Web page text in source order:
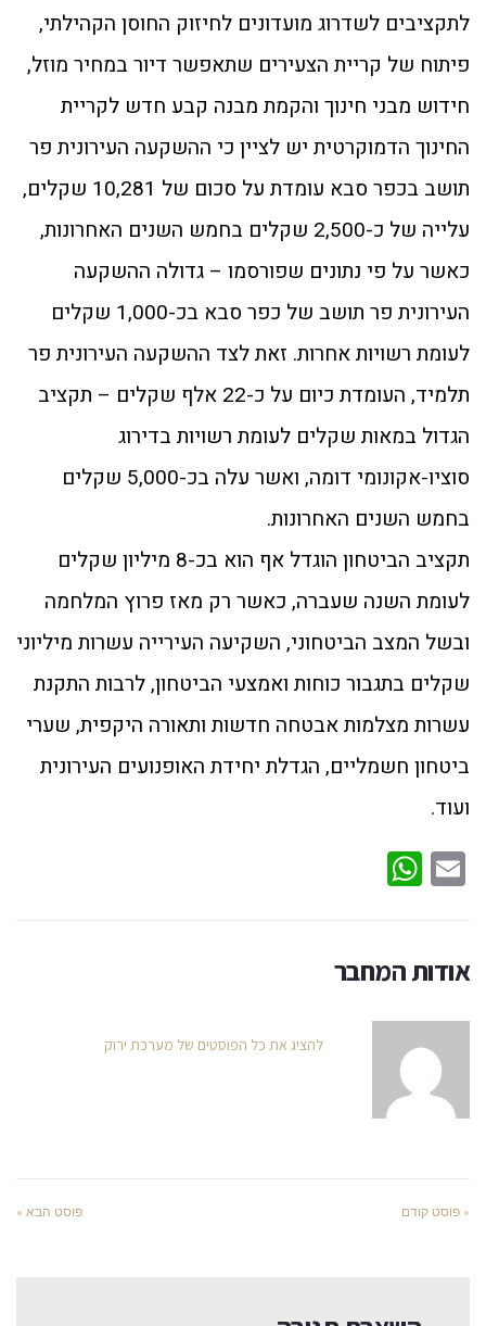
לתקציבים לשדרוג מועדונים לחיזוק החוסן הקהילתי,
פיתוח של קריית הצעירים שתאפשר דיור במחיר מוזל,
חידוש מבני חינוך והקמת מבנה קבע חדש לקריית
החינוך הדמוקרטית יש לציין כי ההשקעה העירונית פר
תושב בכפר סבא עומדת על סכום של 10,281 שקלים,
עלייה של כ-2,500 שקלים בחמש השנים האחרונות,
כאשר על פי נתונים שפורסמו – גדולה ההשקעה
העירונית פר תושב של כפר סבא בכ-1,000 שקלים
לעומת רשויות אחרות. זאת לצד ההשקעה העירונית פר
תלמיד, העומדת כיום על כ-22 אלף שקלים – תקציב
הגדול במאות שקלים לעומת רשויות בדירוג
סוציו-אקונומי דומה, ואשר עלה בכ-5,000 שקלים
בחמש השנים האחרונות.
תקציב הביטחון הוגדל אף הוא בכ-8 מיליון שקלים
לעומת השנה שעברה, כאשר רק מאז פרוץ המלחמה
ובשל המצב הביטחוני, השקיעה העירייה עשרות מיליוני
שקלים בתגבור כוחות ואמצעי הביטחון, לרבות התקנת
עשרות מצלמות אבטחה חדשות ותאורה היקפית, שערי
ביטחון חשמליים, הגדלת יחידת האופנועים העירונית
ועוד.
Email
אודות המחבר
להציג את כל הפוסטים של מערכת ירוק
« פוסט קודם פוסט הבא »